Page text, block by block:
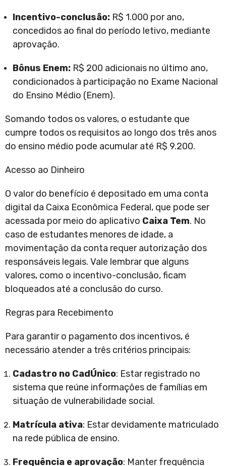
Incentivo-conclusão: R$ 1.000 por ano,
concedidos ao final do período letivo, mediante
aprovação.
Bônus Enem: R$ 200 adicionais no último ano,
condicionados à participação no Exame Nacional
do Ensino Médio (Enem).
Somando todos os valores, o estudante que
cumpre todos os requisitos ao longo dos três anos
do ensino médio pode acumular até R$ 9.200.
Acesso ao Dinheiro
O valor do benefício é depositado em uma conta
digital da Caixa Econômica Federal, que pode ser
acessada por meio do aplicativo Caixa Tem. No
caso de estudantes menores de idade, a
movimentação da conta requer autorização dos
responsáveis legais. Vale lembrar que alguns
valores, como o incentivo-conclusão, ficam
bloqueados até a conclusão do curso.
Regras para Recebimento
Para garantir o pagamento dos incentivos, é
necessário atender a três critérios principais:
Cadastro no CadÚnico: Estar registrado no
sistema que reúne informações de famílias em
situação de vulnerabilidade social.
Matrícula ativa: Estar devidamente matriculado
na rede pública de ensino.
Frequência e aprovação: Manter frequência